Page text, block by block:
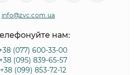
info@zvc.com.ua
нам:
(077) 600-33-00
+38 (095) 839-65-57
+38 (099) 853-72-12